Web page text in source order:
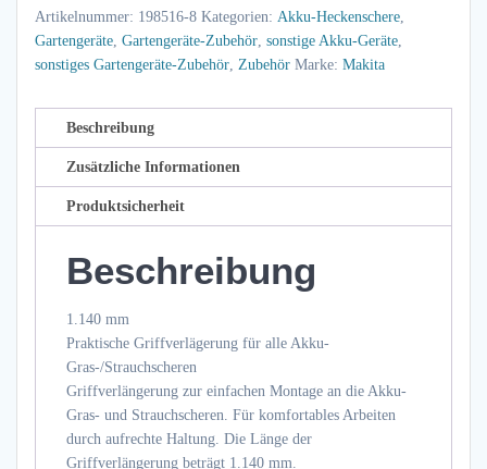
Artikelnummer: 198516-8 Kategorien: Akku-Heckenschere
Gartengeräte Gartengeräte-Zubehör sonstige Akku-Geräte
sonstiges Gartengeräte-Zubehör Zubehör Marke: Makita
Beschreibung
Zusätzliche Informationen
Produktsicherheit
Beschreibung
1.140 mm
Praktische Griffverlägerung für alle Akku-
Gras-/Strauchscheren
Griffverlängerung zur einfachen Montage an die Akku-
Gras- und Strauchscheren. Für komfortables Arbeiten
durch aufrechte Haltung. Die Länge der
Griffverlängerung beträgt 1.140 mm.